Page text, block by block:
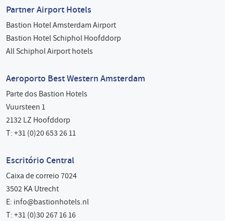
Partner Airport Hotels
Bastion Hotel Amsterdam Airport
Bastion Hotel Schiphol Hoofddorp
All Schiphol Airport hotels
Aeroporto Best Western Amsterdam
Parte dos Bastion Hotels
Vuursteen 1
2132 LZ Hoofddorp
T: +31 (0)20 653 26 11
Escritório Central
Caixa de correio 7024
3502 KA Utrecht
E: info@bastionhotels.nl
T: +31 (0)30 267 16 16